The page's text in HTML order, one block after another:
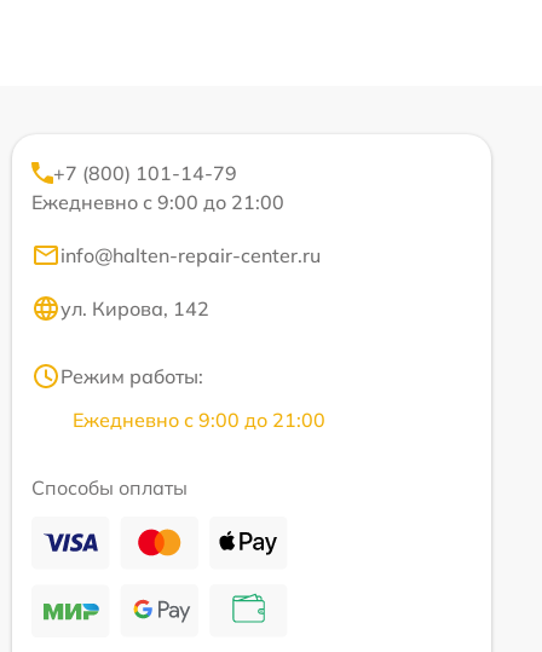
+7 (800) 101-14-79
Ежедневно с 9:00 до 21:00
info@halten-repair-center.ru
ул. Кирова, 142
Режим работы:
Ежедневно с 9:00 до 21:00
Способы оплаты